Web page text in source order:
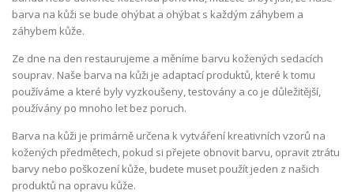
barva na kůži se bude ohýbat a ohýbat s každým záhybem a
záhybem kůže.
Ze dne na den restaurujeme a měníme barvu kožených sedacích
souprav. Naše barva na kůži je adaptací produktů, které k tomu
používáme a které byly vyzkoušeny, testovány a co je důležitější,
používány po mnoho let bez poruch.
Barva na kůži je primárně určena k vytváření kreativních vzorů na
kožených předmětech, pokud si přejete obnovit barvu, opravit ztrátu
barvy nebo poškození kůže, budete muset použít jeden z našich
produktů na opravu kůže.